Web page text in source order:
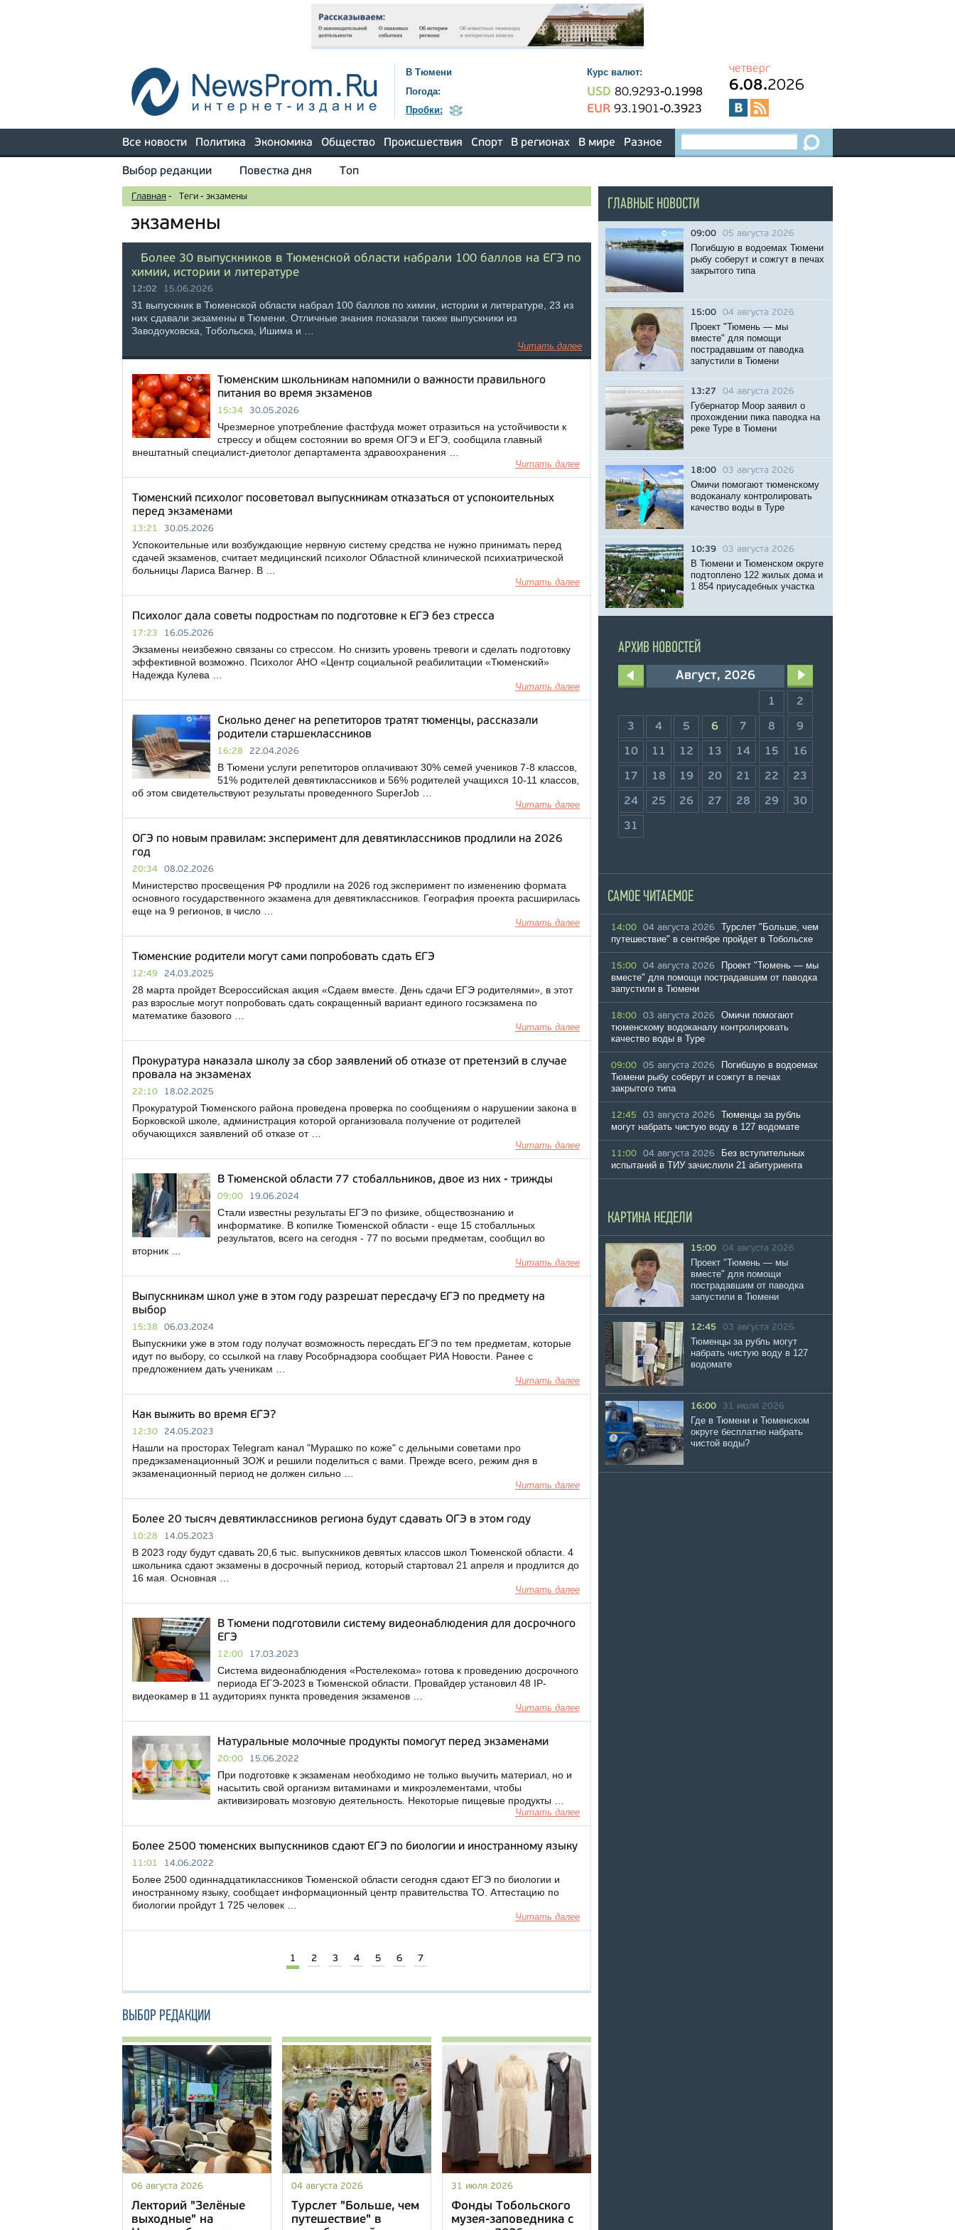
В Тюмени
Погода:
Пробки:
Курс валют:
USD 80.9293-0.1998
EUR 93.1901-0.3923
четверг
6.08.2026
Все новости Политика Экономика Общество Происшествия Спорт В регионах В мире Разное
Выбор редакции Повестка дня Топ
Главная - Теги - экзамены
экзамены
Более 30 выпускников в Тюменской области набрали 100 баллов на ЕГЭ по
химии, истории и литературе
12:02 15.06.2026
31 выпускник в Тюменской области набрал 100 баллов по химии, истории и литературе, 23 из
них сдавали экзамены в Тюмени. Отличные знания показали также выпускники из
Заводоуковска, Тобольска, Ишима и …
Читать далее
Тюменским школьникам напомнили о важности правильного
питания во время экзаменов
15:34 30.05.2026
Чрезмерное употребление фастфуда может отразиться на устойчивости к
стрессу и общем состоянии во время ОГЭ и ЕГЭ, сообщила главный
внештатный специалист-диетолог департамента здравоохранения …
Читать далее
Тюменский психолог посоветовал выпускникам отказаться от успокоительных
перед экзаменами
13:21 30.05.2026
Успокоительные или возбуждающие нервную систему средства не нужно принимать перед
сдачей экзаменов, считает медицинский психолог Областной клинической психиатрической
больницы Лариса Вагнер. В …
Читать далее
Психолог дала советы подросткам по подготовке к ЕГЭ без стресса
17:23 16.05.2026
Экзамены неизбежно связаны со стрессом. Но снизить уровень тревоги и сделать подготовку
эффективной возможно. Психолог АНО «Центр социальной реабилитации «Тюменский»
Надежда Кулева …
Читать далее
Сколько денег на репетиторов тратят тюменцы, рассказали
родители старшеклассников
16:28 22.04.2026
В Тюмени услуги репетиторов оплачивают 30% семей учеников 7-8 классов,
51% родителей девятиклассников и 56% родителей учащихся 10-11 классов,
об этом свидетельствуют результаты проведенного SuperJob …
Читать далее
ОГЭ по новым правилам: эксперимент для девятиклассников продлили на 2026
год
20:34 08.02.2026
Министерство просвещения РФ продлили на 2026 год эксперимент по изменению формата
основного государственного экзамена для девятиклассников. География проекта расширилась
еще на 9 регионов, в число …
Читать далее
Тюменские родители могут сами попробовать сдать ЕГЭ
12:49 24.03.2025
28 марта пройдет Всероссийская акция «Сдаем вместе. День сдачи ЕГЭ родителями», в этот
раз взрослые могут попробовать сдать сокращенный вариант единого госэкзамена по
математике базового …
Читать далее
Прокуратура наказала школу за сбор заявлений об отказе от претензий в случае
провала на экзаменах
22:10 18.02.2025
Прокуратурой Тюменского района проведена проверка по сообщениям о нарушении закона в
Борковской школе, администрация которой организовала получение от родителей
обучающихся заявлений об отказе от …
Читать далее
В Тюменской области 77 стобалльников, двое из них - трижды
09:00 19.06.2024
Стали известны результаты ЕГЭ по физике, обществознанию и
информатике. В копилке Тюменской области - еще 15 стобалльных
результатов, всего на сегодня - 77 по восьми предметам, сообщил во
вторник …
Читать далее
Выпускникам школ уже в этом году разрешат пересдачу ЕГЭ по предмету на
выбор
15:38 06.03.2024
Выпускники уже в этом году получат возможность пересдать ЕГЭ по тем предметам, которые
идут по выбору, со ссылкой на главу Рособрнадзора сообщает РИА Новости. Ранее с
предложением дать ученикам …
Читать далее
Как выжить во время ЕГЭ?
12:30 24.05.2023
Нашли на просторах Telegram канал "Мурашко по коже" с дельными советами про
предэкзаменационный ЗОЖ и решили поделиться с вами. Прежде всего, режим дня в
экзаменационный период не должен сильно …
Читать далее
Более 20 тысяч девятиклассников региона будут сдавать ОГЭ в этом году
10:28 14.05.2023
В 2023 году будут сдавать 20,6 тыс. выпускников девятых классов школ Тюменской области. 4
школьника сдают экзамены в досрочный период, который стартовал 21 апреля и продлится до
16 мая. Основная …
Читать далее
В Тюмени подготовили систему видеонаблюдения для досрочного
ЕГЭ
12:00 17.03.2023
Система видеонаблюдения «Ростелекома» готова к проведению досрочного
периода ЕГЭ-2023 в Тюменской области. Провайдер установил 48 IP-
видеокамер в 11 аудиториях пункта проведения экзаменов …
Читать далее
Натуральные молочные продукты помогут перед экзаменами
20:00 15.06.2022
При подготовке к экзаменам необходимо не только выучить материал, но и
насытить свой организм витаминами и микроэлементами, чтобы
активизировать мозговую деятельность. Некоторые пищевые продукты …
Читать далее
Более 2500 тюменских выпускников сдают ЕГЭ по биологии и иностранному языку
11:01 14.06.2022
Более 2500 одиннадцатиклассников Тюменской области сегодня сдают ЕГЭ по биологии и
иностранному языку, сообщает информационный центр правительства ТО. Аттестацию по
биологии пройдут 1 725 человек …
Читать далее
1 2 3 4 5 6 7
ВЫБОР РЕДАКЦИИ
06 августа 2026
Лекторий "Зелёные
выходные" на
04 августа 2026
Турслет "Больше, чем
путешествие" в
31 июля 2026
Фонды Тобольского
музея-заповедника с
ГЛАВНЫЕ НОВОСТИ
09:00 05 августа 2026
Погибшую в водоемах Тюмени
рыбу соберут и сожгут в печах
закрытого типа
15:00 04 августа 2026
Проект "Тюмень — мы
вместе" для помощи
пострадавшим от паводка
запустили в Тюмени
13:27 04 августа 2026
Губернатор Моор заявил о
прохождении пика паводка на
реке Туре в Тюмени
18:00 03 августа 2026
Омичи помогают тюменскому
водоканалу контролировать
качество воды в Туре
10:39 03 августа 2026
В Тюмени и Тюменском округе
подтоплено 122 жилых дома и
1 854 приусадебных участка
АРХИВ НОВОСТЕЙ
Август, 2026
1 2
3 4 5 6 7 8 9
10 11 12 13 14 15 16
17 18 19 20 21 22 23
24 25 26 27 28 29 30
31
САМОЕ ЧИТАЕМОЕ
14:00 04 августа 2026
Турслет "Больше, чем
путешествие" в сентябре пройдет в Тобольске
15:00 04 августа 2026
Проект "Тюмень — мы
вместе" для помощи пострадавшим от паводка
запустили в Тюмени
18:00 03 августа 2026
Омичи помогают
тюменскому водоканалу контролировать
качество воды в Туре
09:00 05 августа 2026
Погибшую в водоемах
Тюмени рыбу соберут и сожгут в печах
закрытого типа
12:45 03 августа 2026
Тюменцы за рубль
могут набрать чистую воду в 127 водомате
11:00 04 августа 2026
Без вступительных
испытаний в ТИУ зачислили 21 абитуриента
КАРТИНА НЕДЕЛИ
15:00 04 августа 2026
Проект "Тюмень — мы
вместе" для помощи
пострадавшим от паводка
запустили в Тюмени
12:45 03 августа 2026
Тюменцы за рубль могут
набрать чистую воду в 127
водомате
16:00 31 июля 2026
Где в Тюмени и Тюменском
округе бесплатно набрать
чистой воды?